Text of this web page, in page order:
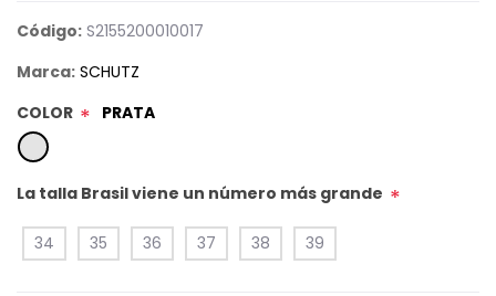
Código: S2155200010017
Marca: SCHUTZ
COLOR * PRATA
La talla Brasil viene un número más grande *
34 35 36 37 38 39